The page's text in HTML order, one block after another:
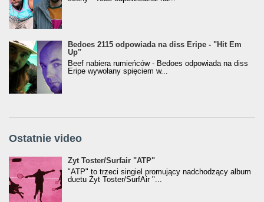
Bedoes 2115 odpowiada na diss Eripe - "Hit Em
Up"
Beef nabiera rumieńców - Bedoes odpowiada na diss
Eripe wywołany spięciem w...
Ostatnie video
Żyt Toster/SurfAir - ATP VIDEO
Żyt Toster/Surfair "ATP"
"ATP" to trzeci singiel promujący nadchodzący album
duetu Żyt Toster/SurfAir "...